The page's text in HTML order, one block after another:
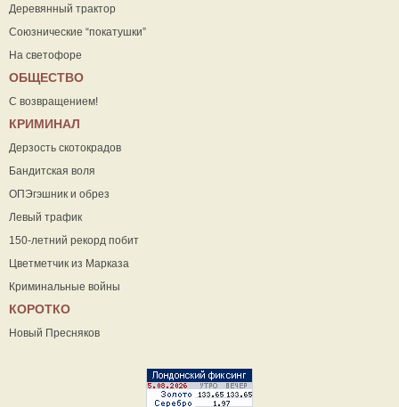
Деревянный трактор
Союзнические “покатушки”
На светофоре
ОБЩЕСТВО
С возвращением!
КРИМИНАЛ
Дерзость скотокрадов
Бандитская воля
ОПЭгэшник и обрез
Левый трафик
150-летний рекорд побит
Цветметчик из Марказа
Криминальные войны
КОРОТКО
Новый Пресняков